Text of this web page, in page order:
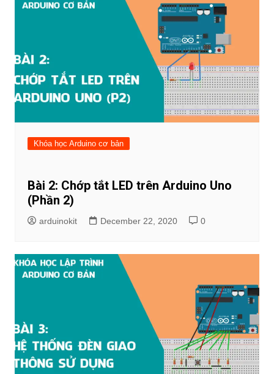
Khóa học Arduino cơ bản
Bài 2: Chớp tắt LED trên Arduino Uno
(Phần 2)
arduinokit December 22, 2020 0